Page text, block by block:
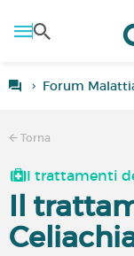
Forum
Torna
I trattamenti
Il